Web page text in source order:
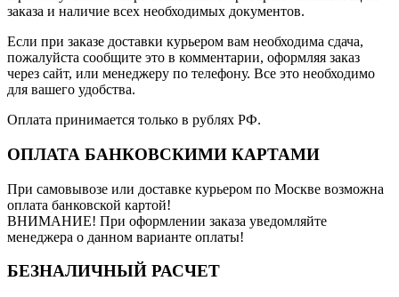
заказа и наличие всех необходимых документов.
Если при заказе доставки курьером вам необходима сдача,
пожалуйста сообщите это в комментарии, оформляя заказ
через сайт, или менеджеру по телефону. Все это необходимо
для вашего удобства.
Оплата принимается только в рублях РФ.
ОПЛАТА БАНКОВСКИМИ КАРТАМИ
При самовывозе или доставке курьером по Москве возможна
оплата банковской картой!
ВНИМАНИЕ! При оформлении заказа уведомляйте
менеджера о данном варианте оплаты!
БЕЗНАЛИЧНЫЙ РАСЧЕТ